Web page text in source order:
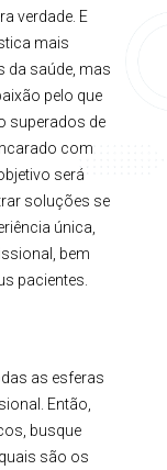
verdade. E
mais
da saúde, mas
pelo que
superados de
com
será
soluções se
única,
bem
pacientes.
as esferas
Então,
busque
são os